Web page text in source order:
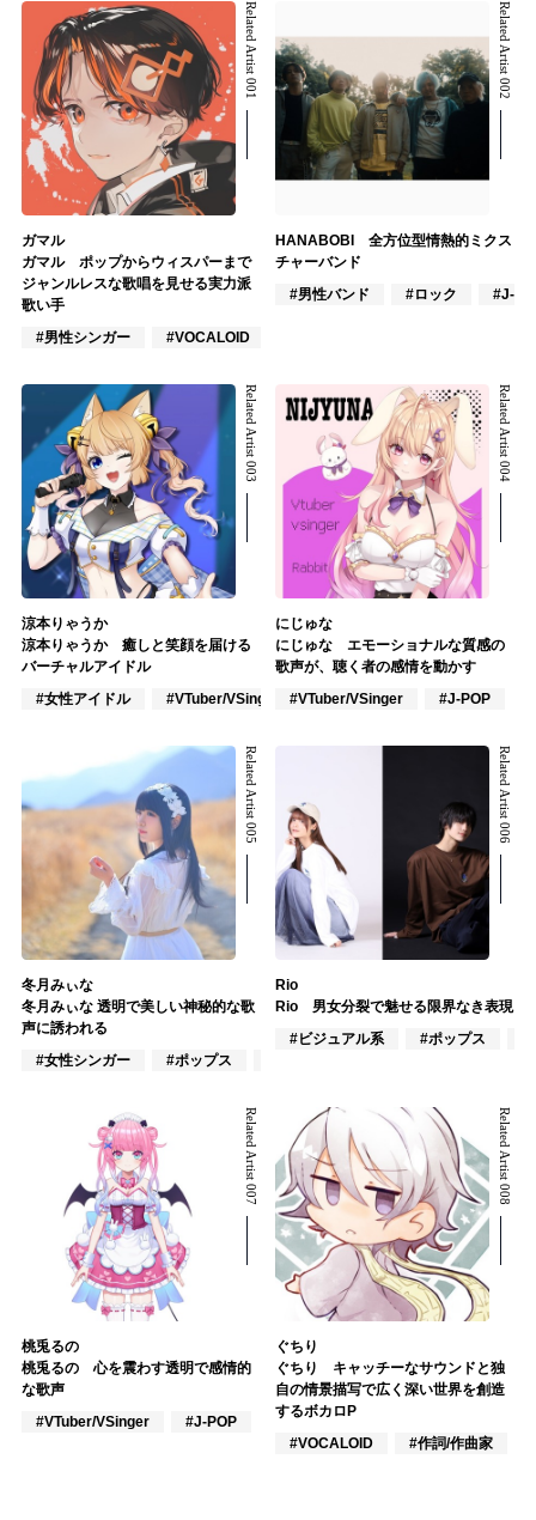
Related Artist 001
ガマル
ガマル ポップからウィスパーまで
ジャンルレスな歌唱を見せる実力派
歌い手
#男性シンガー
#VOCALOID
Related Artist 002
HANABOBI 全方位型情熱的ミクス
チャーバンド
#男性バンド
#ロック #J-
Related Artist 003
涼本りゃうか
涼本りゃうか 癒しと笑顔を届ける
バーチャルアイドル
#女性アイドル
#VTuber/VSinger #ポップス
Related Artist 004
にじゅな
にじゅな エモーショナルな質感の
歌声が、聴く者の感情を動かす
#VTuber/VSinger
#J-POP
Related Artist 005
冬月みぃな
冬月みぃな 透明で美しい神秘的な歌
声に誘われる
#女性シンガー
#ポップス
Related Artist 006
Rio
Rio 男女分裂で魅せる限界なき表現
#ビジュアル系
#ポップス
Related Artist 007
桃兎るの
桃兎るの 心を震わす透明で感情的
な歌声
#VTuber/VSinger
#J-POP
Related Artist 008
ぐちり
ぐちり キャッチーなサウンドと独
自の情景描写で広く深い世界を創造
するボカロP
#VOCALOID
#作詞/作曲家